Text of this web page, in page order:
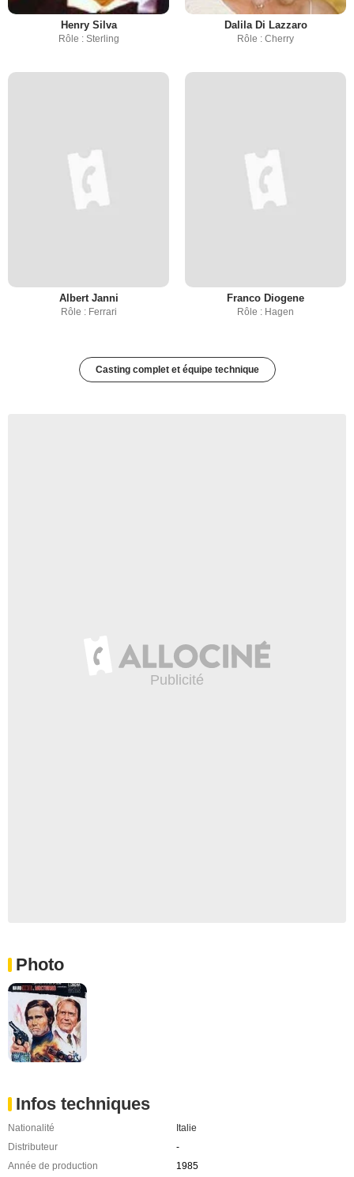
Henry Silva
Rôle : Sterling
Dalila Di Lazzaro
Rôle : Cherry
Albert Janni
Rôle : Ferrari
Franco Diogene
Rôle : Hagen
Casting complet et équipe technique
Photo
Infos techniques
Nationalité
Italie
Distributeur
-
Année de production
1985